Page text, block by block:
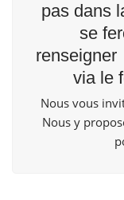
pas dans
se
renseigner
via le
Nous vous
Nous y